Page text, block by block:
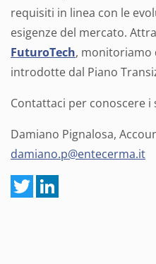
requisiti in linea con le
esigenze del mercato.
FuturoTech, monitoriamo
introdotte dal Piano
Contattaci per conoscere i
Damiano Pignalosa,
damiano.p@entecerma.it